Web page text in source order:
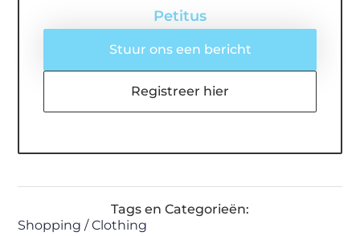
Petitus
Stuur ons een bericht
Registreer hier
Tags en Categorieën:
Shopping / Clothing